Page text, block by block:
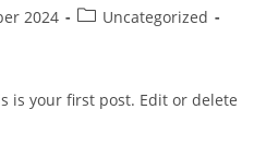
2024
Beitrags-
Uncategorized
is your first post. Edit or delete